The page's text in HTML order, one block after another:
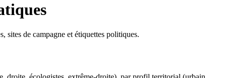
sites de campagne et étiquettes politiques.